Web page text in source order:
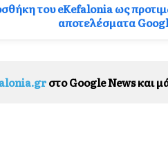
του eKefalonia ως
αποτελέσματα
στο Google News και